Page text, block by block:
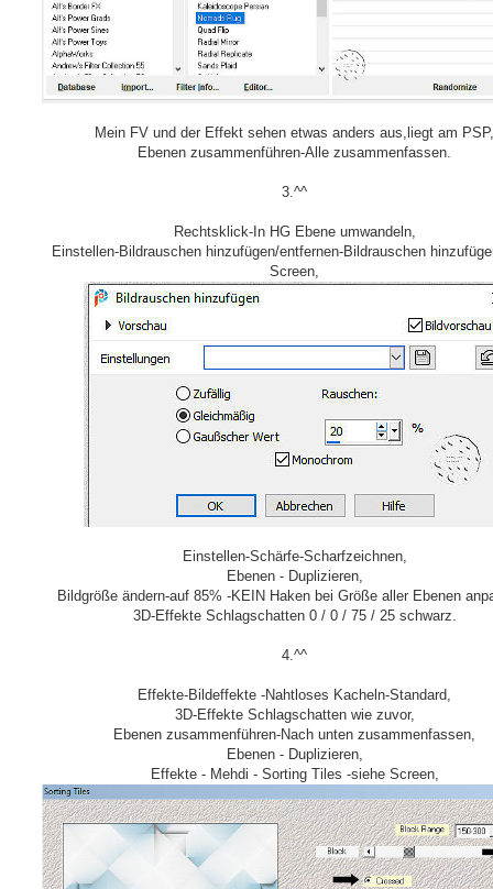
Mein FV und der Effekt sehen etwas anders aus,liegt am
Ebenen zusammenführen-Alle zusammenfassen.
3.^^
Rechtsklick-In HG Ebene umwandeln,
Einstellen-Bildrauschen hinzufügen/entfernen-Bildrauschen
Screen,
Einstellen-Schärfe-Scharfzeichnen,
Ebenen - Duplizieren,
Bildgröße ändern-auf 85% -KEIN Haken bei Größe aller Ebenen
3D-Effekte Schlagschatten 0 / 0 / 75 / 25 schwarz.
4.^^
Effekte-Bildeffekte -Nahtloses Kacheln-Standard,
3D-Effekte Schlagschatten wie zuvor,
Ebenen zusammenführen-Nach unten zusammenfassen,
Ebenen - Duplizieren,
Effekte - Mehdi - Sorting Tiles -siehe Screen,